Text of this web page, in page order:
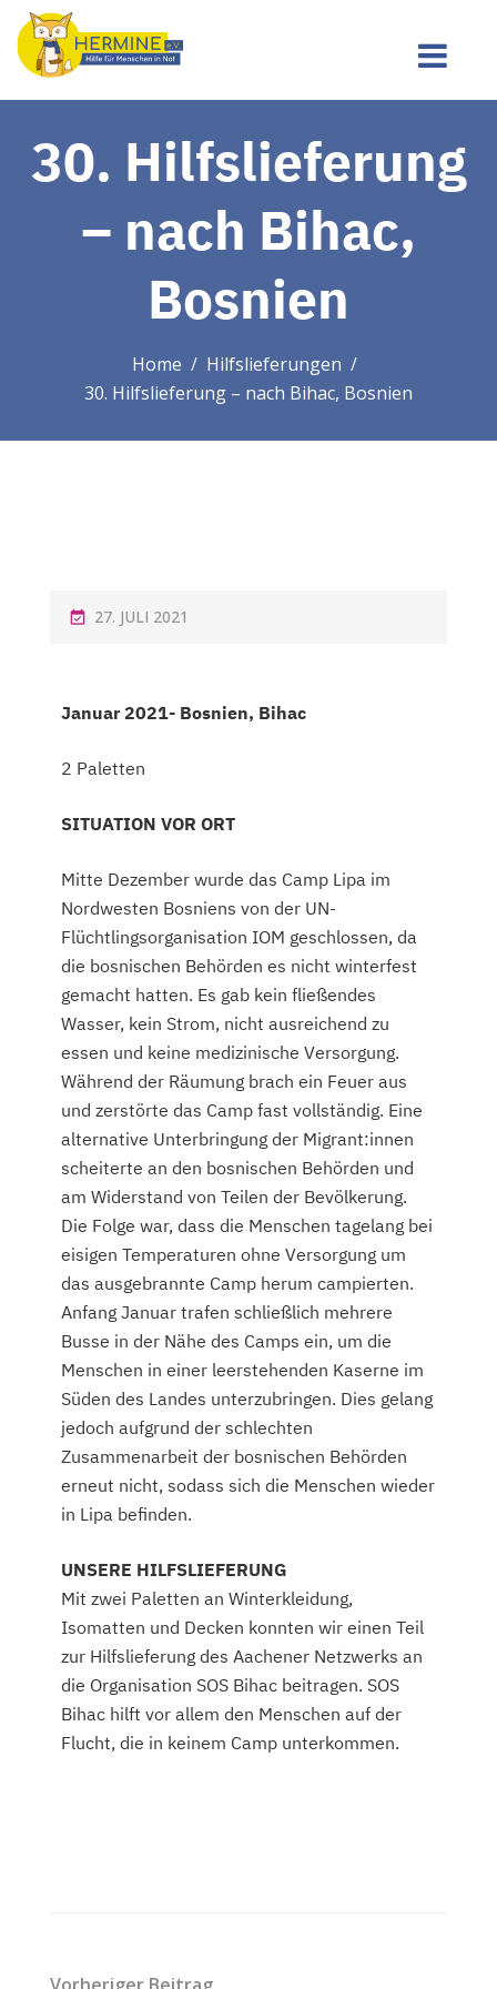
30. Hilfslieferung
– nach Bihac,
Bosnien
Home
Hilfslieferungen
30. Hilfslieferung – nach Bihac, Bosnien
27. JULI 2021
Januar 2021- Bosnien, Bihac
2 Paletten
SITUATION VOR ORT
Mitte Dezember wurde das Camp Lipa im
Nordwesten Bosniens von der UN-
Flüchtlingsorganisation IOM geschlossen, da
die bosnischen Behörden es nicht winterfest
gemacht hatten. Es gab kein fließendes
Wasser, kein Strom, nicht ausreichend zu
essen und keine medizinische Versorgung.
Während der Räumung brach ein Feuer aus
und zerstörte das Camp fast vollständig. Eine
alternative Unterbringung der Migrant:innen
scheiterte an den bosnischen Behörden und
am Widerstand von Teilen der Bevölkerung.
Die Folge war, dass die Menschen tagelang bei
eisigen Temperaturen ohne Versorgung um
das ausgebrannte Camp herum campierten.
Anfang Januar trafen schließlich mehrere
Busse in der Nähe des Camps ein, um die
Menschen in einer leerstehenden Kaserne im
Süden des Landes unterzubringen. Dies gelang
jedoch aufgrund der schlechten
Zusammenarbeit der bosnischen Behörden
erneut nicht, sodass sich die Menschen wieder
in Lipa befinden.
UNSERE HILFSLIEFERUNG
Mit zwei Paletten an Winterkleidung,
Isomatten und Decken konnten wir einen Teil
zur Hilfslieferung des Aachener Netzwerks an
die Organisation SOS Bihac beitragen. SOS
Bihac hilft vor allem den Menschen auf der
Flucht, die in keinem Camp unterkommen.